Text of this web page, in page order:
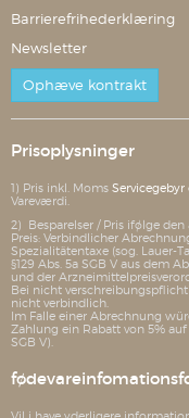
Barrierefrihederklæring
Newsletter
Ophæve kontrakt
Prisoplysninger
1) Pris inkl. Moms
Vareværdi.
2) Besparelser / Pris ifølge
Preis: Verbindlicher
Spezialitätentaxe (sog. Lauer-
§129 Abs. 5a SGB V aus dem
und der
Bei nicht
nicht verbindlich.
Im Falle einer Abrechnung
Zahlung ein Rabatt von 5%
SGB V).